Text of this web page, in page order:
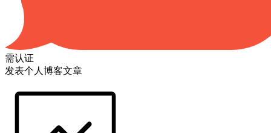
需认证
发表个人博客文章